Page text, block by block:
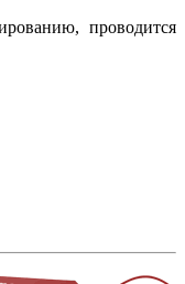
проводится